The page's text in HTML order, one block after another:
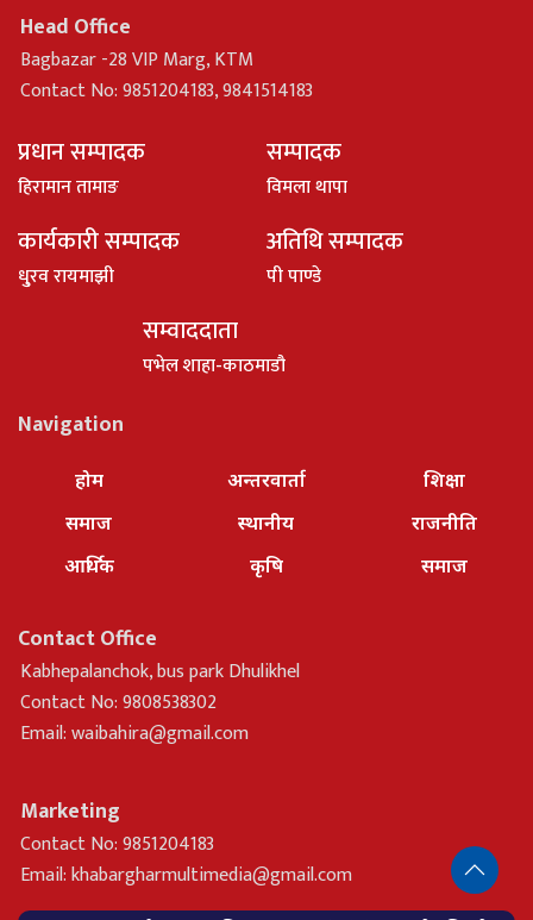
Head Office
Bagbazar -28 VIP Marg, KTM
Contact No: 9851204183, 9841514183
प्रधान सम्पादक
हिरामान तामाङ
सम्पादक
विमला थापा
कार्यकारी सम्पादक
धु्रव रायमाझी
अतिथि सम्पादक
पी पाण्डे
सम्वाददाता
पभेल शाहा-काठमाडौ
Navigation
होम
समाज
आर्थिक
अन्तरवार्ता
स्थानीय
कृषि
शिक्षा
राजनीति
समाज
Contact Office
Kabhepalanchok, bus park Dhulikhel
Contact No: 9808538302
Email:waibahira@gmail.com
Marketing
Contact No: 9851204183
Email:khabargharmultimedia@gmail.com